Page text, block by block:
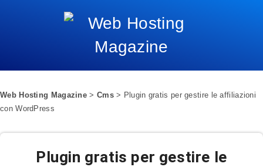
Web Hosting Magazine > Cms> Plugin gratis per gestire le affiliazioni
con WordPress
Plugin gratis per gestire le